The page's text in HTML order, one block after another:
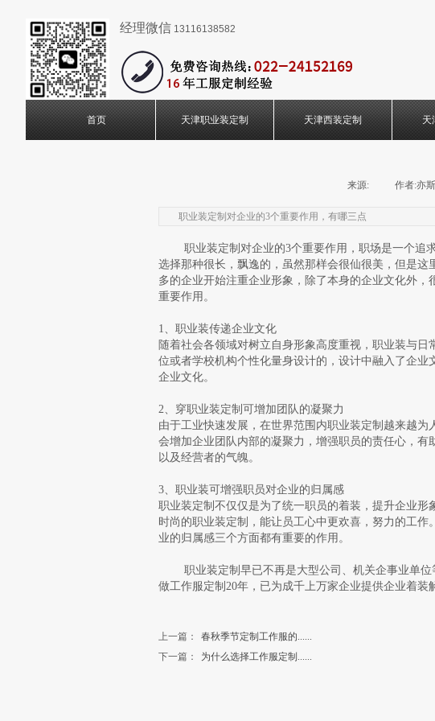
经理微信 13116138582
首页 天津职业装定制 天津西装定制 天
来源: 作者:亦
​​职业装定制对企业的3个重要作用，有哪三点
职业装定制对企业的3个重要作用，职场是一个追求
选择那种很长，飘逸的，虽然那样会很仙很美，但是
多的企业开始注重企业形象，除了本身的企业文化外
重要作用。
1、职业装传递企业文化
随着社会各领域对树立自身形象高度重视，职业装与
位或者学校机构个性化量身设计的，设计中融入了企
企业文化。
2、穿职业装定制可增加团队的凝聚力
由于工业快速发展，在世界范围内职业装定制越来越
会增加企业团队内部的凝聚力，增强职员的责任心，
以及经营者的气魄。
3、职业装可增强职员对企业的归属感
职业装定制不仅仅是为了统一职员的着装，提升企业
时尚的职业装定制，能让员工心中更欢喜，努力的工
业的归属感三个方面都有重要的作用。
职业装定制早已不再是大型公司、机关企事业单位
做工作服定制20年，已为成千上万家企业提供企业着装
上一篇：
春秋季节定制工作服的......
下一篇：
为什么选择工作服定制......